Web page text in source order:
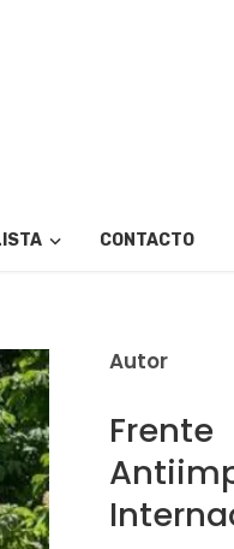
CONTACTO
Autor
Frente